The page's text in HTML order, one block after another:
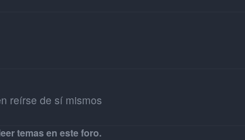
reírse de sí mismos
temas en este foro.